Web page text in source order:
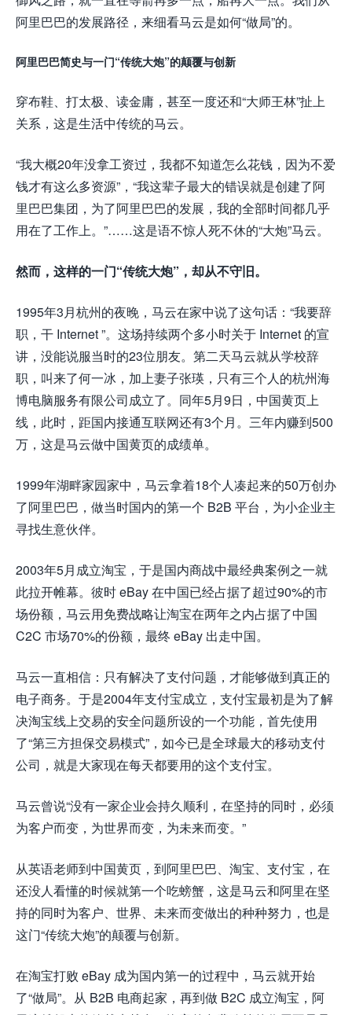
阿里巴巴的发展路径，来细看马云是如何“做局”的。
阿里巴巴简史与一门“传统大炮”的颠覆与创新
穿布鞋、打太极、读金庸，甚至一度还和“大师王林”扯上
关系，这是生活中传统的马云。
“我大概20年没拿工资过，我都不知道怎么花钱，因为不爱
钱才有这么多资源”，“我这辈子最大的错误就是创建了阿
里巴巴集团，为了阿里巴巴的发展，我的全部时间都几乎
用在了工作上。”……这是语不惊人死不休的“大炮”马云。
然而，这样的一门“传统大炮”，却从不守旧。
1995年3月杭州的夜晚，马云在家中说了这句话：“我要辞
职，干 Internet ”。这场持续两个多小时关于 Internet 的宣
讲，没能说服当时的23位朋友。第二天马云就从学校辞
职，叫来了何一冰，加上妻子张瑛，只有三个人的杭州海
博电脑服务有限公司成立了。同年5月9日，中国黄页上
线，此时，距国内接通互联网还有3个月。三年内赚到500
万，这是马云做中国黄页的成绩单。
1999年湖畔家园家中，马云拿着18个人凑起来的50万创办
了阿里巴巴，做当时国内的第一个 B2B 平台，为小企业主
寻找生意伙伴。
2003年5月成立淘宝，于是国内商战中最经典案例之一就
此拉开帷幕。彼时 eBay 在中国已经占据了超过90%的市
场份额，马云用免费战略让淘宝在两年之内占据了中国
C2C 市场70%的份额，最终 eBay 出走中国。
马云一直相信：只有解决了支付问题，才能够做到真正的
电子商务。于是2004年支付宝成立，支付宝最初是为了解
决淘宝线上交易的安全问题所设的一个功能，首先使用
了“第三方担保交易模式”，如今已是全球最大的移动支付
公司，就是大家现在每天都要用的这个支付宝。
马云曾说“没有一家企业会持久顺利，在坚持的同时，必须
为客户而变，为世界而变，为未来而变。”
从英语老师到中国黄页，到阿里巴巴、淘宝、支付宝，在
还没人看懂的时候就第一个吃螃蟹，这是马云和阿里在坚
持的同时为客户、世界、未来而变做出的种种努力，也是
这门“传统大炮”的颠覆与创新。
在淘宝打败 eBay 成为国内第一的过程中，马云就开始
了“做局”。从 B2B 电商起家，再到做 B2C 成立淘宝，阿